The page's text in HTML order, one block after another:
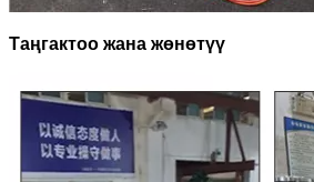
Таңгактоо жана жөнөтүү